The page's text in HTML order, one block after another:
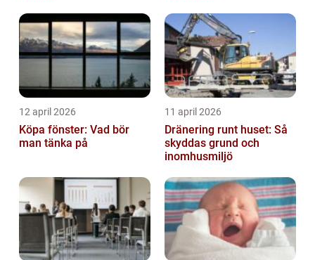
12 april 2026
Köpa fönster: Vad bör
man tänka på
11 april 2026
Dränering runt huset: Så
skyddas grund och
inomhusmiljö